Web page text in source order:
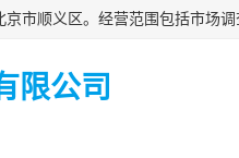
限公司